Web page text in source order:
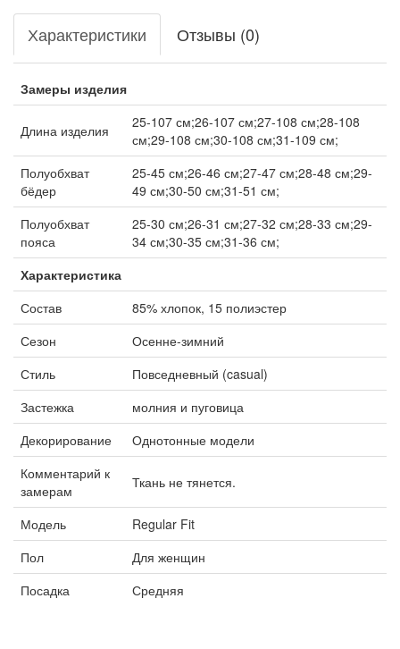
Характеристики Отзывы (0)
Замеры изделия
Длина изделия
25-107 см;26-107 см;27-108 см;28-108
см;29-108 см;30-108 см;31-109 см;
Полуобхват
бёдер
25-45 см;26-46 см;27-47 см;28-48 см;29-
49 см;30-50 см;31-51 см;
Полуобхват
пояса
25-30 см;26-31 см;27-32 см;28-33 см;29-
34 см;30-35 см;31-36 см;
Характеристика
Состав
85% хлопок, 15 полиэстер
Сезон
Осенне-зимний
Стиль
Повседневный (casual)
Застежка
молния и пуговица
Декорирование
Однотонные модели
Комментарий к
замерам
Ткань не тянется.
Модель
Regular Fit
Пол
Для женщин
Посадка
Средняя